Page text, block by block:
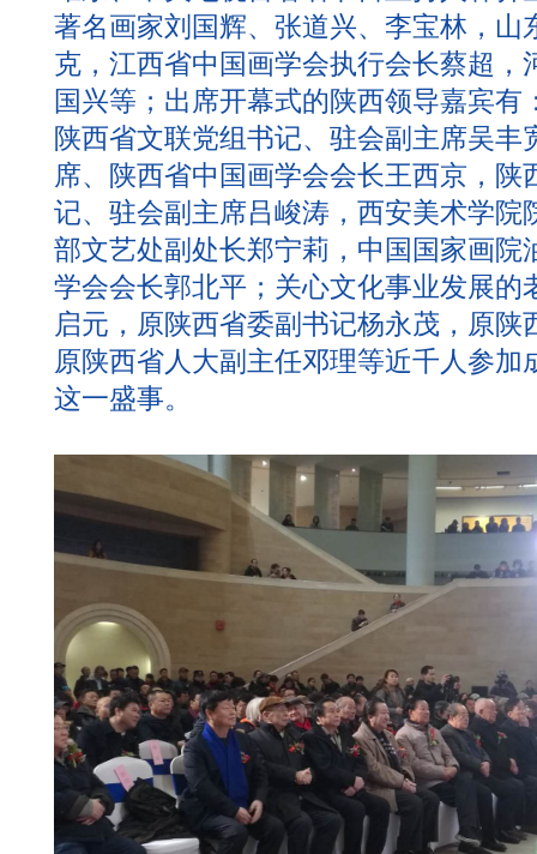
著名画家刘国辉、张道兴、李宝林，山
克，江西省中国画学会执行会长蔡超，
国兴等；出席开幕式的陕西领导嘉宾有
陕西省文联党组书记、驻会副主席吴丰
席、陕西省中国画学会会长王西京，陕
记、驻会副主席吕峻涛，西安美术学院
部文艺处副处长郑宁莉，中国国家画院
学会会长郭北平；关心文化事业发展的
启元，原陕西省委副书记杨永茂，原陕
原陕西省人大副主任邓理等近千人参加
这一盛事。